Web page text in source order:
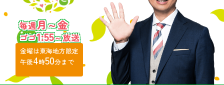
毎週月～金
ゴゴ1:55～放送
金曜は東海地方限定
午後4時50分まで